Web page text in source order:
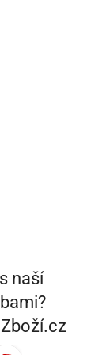
naší